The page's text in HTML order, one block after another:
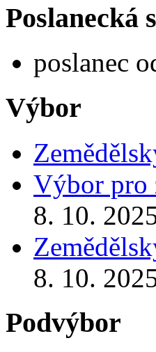
Poslanecká
poslanec
Výbor
Výbor pro
8. 10.
8. 10.
Podvýbor